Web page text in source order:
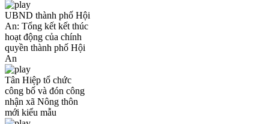
UBND thành phố Hội
An: Tổng kết kết thúc
hoạt động của chính
quyền thành phố Hội
An
Tân Hiệp tổ chức
công bố và đón công
nhận xã Nông thôn
mới kiểu mẫu